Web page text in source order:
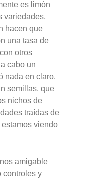
es limón
variedades,
hacen que
una tasa de
otros
cabo un
nada en claro.
semillas, que
nichos de
traídas de
viendo
amigable
controles y